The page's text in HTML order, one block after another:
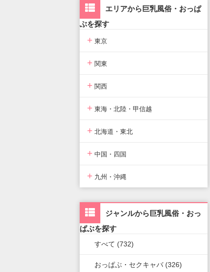
エリアから巨乳風俗・おっぱ
ぶを探す
+ 東京
東京版TOP
東京全域
渋谷・恵比寿・目黒
新宿・歌舞伎町・新大久保・高
五反田・品川・高輪・蒲田
六本木・赤坂
新橋・汐留・銀座
+ 関東
関東版TOP
関東全域
埼玉県
神奈川県
千葉県
群馬県
+ 関西
関西版TOP
関西全域
大阪府
京都府
奈良県
和歌山県
+ 東海・北陸・甲信越
東海・北陸・甲信越版TOP
東海・北陸・甲信越全域
愛知県
岐阜県
三重県
+ 北海道・東北
北海道・東北版TOP
北海道・東北全域
青森県
秋田県
+ 中国・四国
中国・四国版TOP
岡山県
鳥取県
+ 九州・沖縄
福岡県
熊本県
ジャンルから巨乳風俗・おっ
ぱぶを探す
すべて (732)
おっぱぶ・セクキャバ (326)